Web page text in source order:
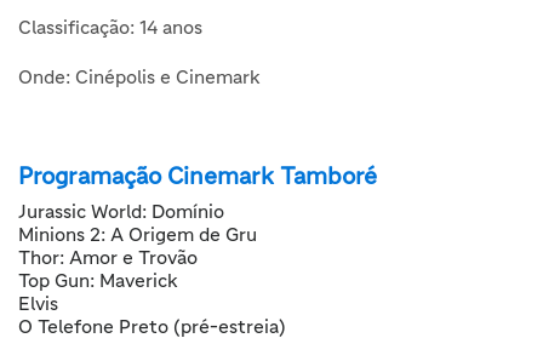
Classificação: 14 anos
Onde: Cinépolis e Cinemark
Programação Cinemark Tamboré
Jurassic World: Domínio
Minions 2: A Origem de Gru
Thor: Amor e Trovão
Top Gun: Maverick
Elvis
O Telefone Preto (pré-estreia)